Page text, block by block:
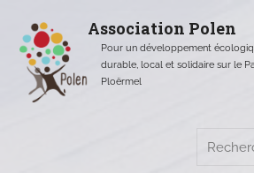
contenu
Association Polen
Pour un développement
durable, local et solidaire sur le
Ploërmel